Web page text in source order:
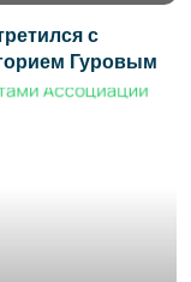
с
Гуровым